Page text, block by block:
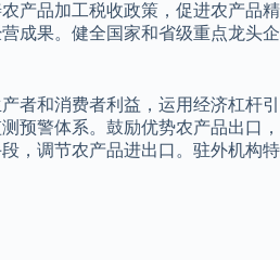
产品加工税收政策，促进农产品精
成果。健全国家和省级重点龙头企
者和消费者利益，运用经济杠杆引
预警体系。鼓励优势农产品出口，
，调节农产品进出口。驻外机构特